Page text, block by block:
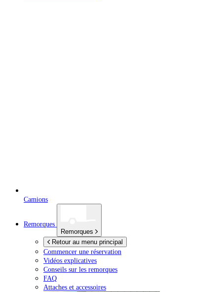
Camions
Remorques
Remorques
Retour au menu principal
Commencer une réservation
Vidéos explicatives
Conseils sur les remorques
FAQ
Attaches et accessoires